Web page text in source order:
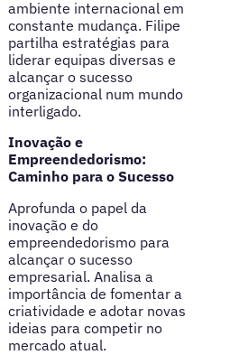
ambiente internacional em
constante mudança. Filipe
partilha estratégias para
liderar equipas diversas e
alcançar o sucesso
organizacional num mundo
interligado.
Inovação e
Empreendedorismo:
Caminho para o Sucesso
Aprofunda o papel da
inovação e do
empreendedorismo para
alcançar o sucesso
empresarial. Analisa a
importância de fomentar a
criatividade e adotar novas
ideias para competir no
mercado atual.